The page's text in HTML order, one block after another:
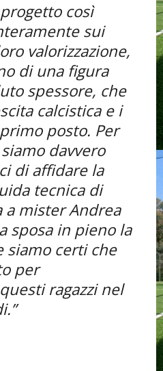
così
sui
valorizzazione,
di una figura
spessore, che
calcistica e i
posto. Per
davvero
di affidare la
tecnica di
a mister Andrea
sposa in pieno la
siamo certi che
per
ragazzi nel